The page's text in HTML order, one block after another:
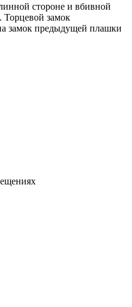
стороне и вбивной
Торцевой замок
замок предыдущей плашки